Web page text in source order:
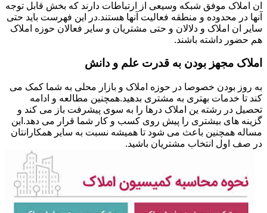
ان املاک موفق شبکه وسیعی از ارتباطات دارند که بخش قابل توجه
آنها در محدوده و منطقه فعالیت آنها هستند.در این فهرست باید حتی
سایر ان املاک و دلالان و حتی مشتریان و سایر فعالان حوزه املاک
هم حضور داشته باشند.
املاک مجهز بودن به قدرت علم و دانش
به روز بودن خصوصا در حوزه املاک و بازار محلی به شما کمک می
کند تا خدمات بهتری به مشتری بدهید.همچنین مطالعه و ادامه
تحصیل در رشته ین املاک درها را به سوی پیشرفت باز می کند و
گزینه های بیشتری را پیش روی کسب و کار شما قرار می دهد.این
مساله همچنین باعث می شود تا همیشه نسبت به سایر همکارانتان
در صف اول انتخاب مشتریان باشید.